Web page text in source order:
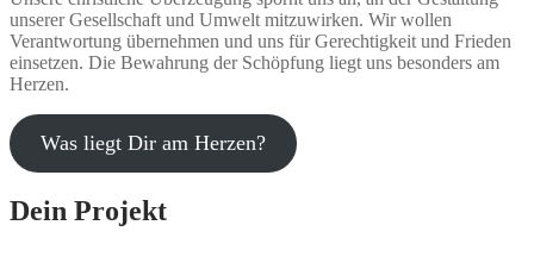
unserer Gesellschaft und Umwelt mitzuwirken. Wir wollen
Verantwortung übernehmen und uns für Gerechtigkeit und Frieden
einsetzen. Die Bewahrung der Schöpfung liegt uns besonders am
Herzen.
Was liegt Dir am Herzen?
Dein Projekt